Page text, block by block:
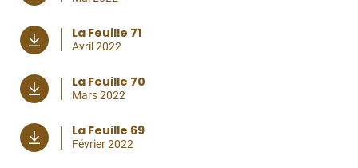
La Feuille 71
Avril 2022
La Feuille 70
Mars 2022
La Feuille 69
Février 2022